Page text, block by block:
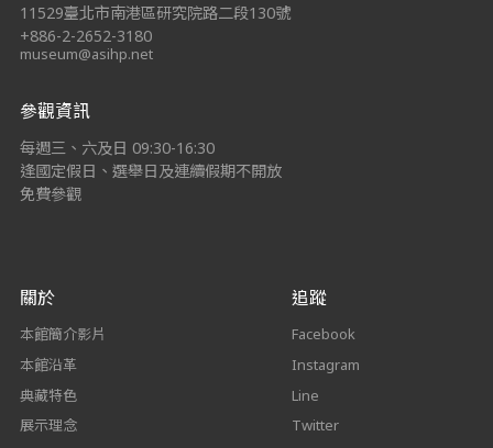
11529臺北市南港區研究院路二段130號
+886-2-2652-3180
museum@asihp.net
參觀資訊
每週三、六及日 09:30-16:30
逢國定假日、選舉日及連續假期不開放
免費參觀
關於
本館簡介影片
本館沿革
典藏特色
展示理念
追蹤
Facebook
Instagram
Line
Twitter